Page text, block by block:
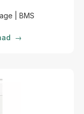
| BMS
→